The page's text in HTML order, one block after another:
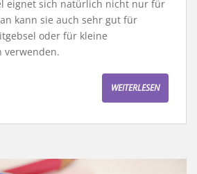
eignet sich natürlich nicht nur für
kann sie auch sehr gut für
oder für kleine
verwenden.
WEITERLESEN